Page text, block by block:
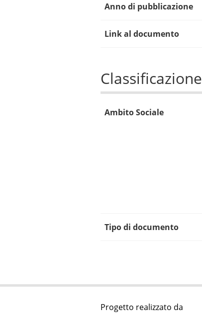
Anno di pubblicazione
Link al documento
Classificazione
Ambito Sociale
Tipo di documento
Progetto realizzato da